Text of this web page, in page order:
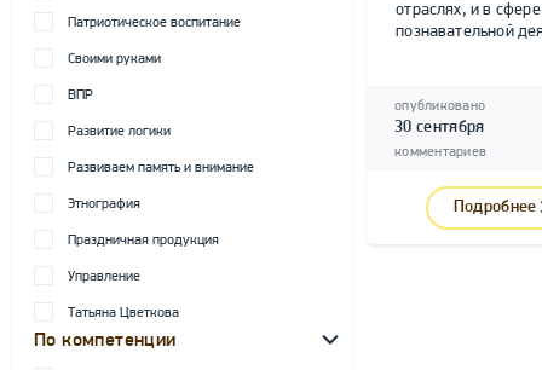
Патриотическое воспитание
Своими руками
ВПР
Развитие логики
Развиваем память и внимание
Этнография
Праздничная продукция
Управление
Татьяна Цветкова
По компетенции
отраслях, и в сфере
познавательной
опубликовано
30 сентября
комментариев
Подробнее